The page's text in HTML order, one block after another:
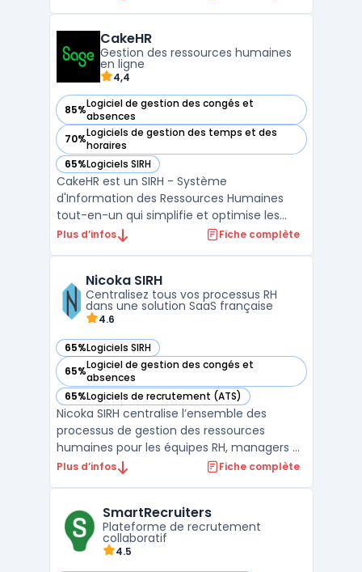
l'affichage des offres d'emploi à la
sélection ...
CakeHR
Gestion des ressources humaines
en ligne
4,4
85%Logiciel de gestion des congés et
absences
— voir CakeHR dans cette catégorie
70%Logiciels de gestion des temps et des
horaires
— voir CakeHR dans cette catégorie
65%Logiciels SIRH
— voir CakeHR dans cette catégorie
CakeHR est un SIRH - Système
d'Information des Ressources Humaines
tout-en-un qui simplifie et optimise les
processus de RH pour les entreprises de
congés et absences, de gestion des
performances, de gestion des can ...
Plus d’infos Fiche complète
Nicoka SIRH
Centralisez tous vos processus RH
dans une solution SaaS française
4.6
65%Logiciels SIRH
— voir Nicoka SIRH dans cette catégorie
65%Logiciel de gestion des congés et
absences
— voir Nicoka SIRH dans cette catégorie
65%Logiciels de recrutement (ATS)
— voir Nicoka SIRH dans cette catégorie
Nicoka SIRH centralise l’ensemble des
processus de gestion des ressources
humaines pour les équipes RH, managers et
collaborateurs. Le logiciel traite la
contextes où la sécurisation des accès, la
conformité française et la ...
Plus d’infos Fiche complète
SmartRecruiters
Plateforme de recrutement
collaboratif
4.5